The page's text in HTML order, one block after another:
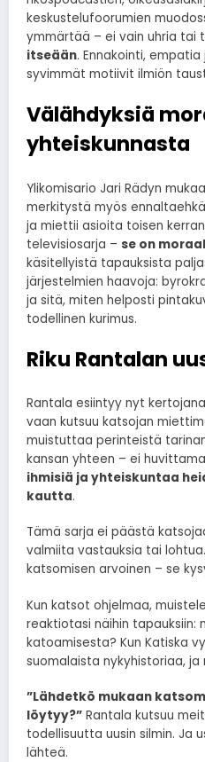
keskustelufoorumien
ymmärtää – ei vain uhria tai
itseään. Ennakointi,
syvimmät motiivit ilmiön
Välähdyksiä
yhteiskunnasta
Ylikomisario Jari Rädyn
merkitystä myös
ja miettii asioita toisen
televisiosarja – se on
käsitellyistä tapauksista
järjestelmien haavoja:
ja sitä, miten helposti
todellinen kurimus.
Riku Rantalan
Rantala esiintyy nyt
vaan kutsuu katsojan
muistuttaa perinteistä
kansan yhteen – ei
ihmisiä ja yhteiskuntaa
kautta.
Tämä sarja ei päästä
valmiita vastauksia tai
katsomisen arvoinen – se
Kun katsot ohjelmaa,
reaktiotasi näihin tapauksiin:
katoamisesta? Kun Katiska
suomalaista nykyhistoriaa,
”Lähdetkö mukaan
löytyy?” Rantala kutsuu
todellisuutta uusin silmin. Ja
lähteä.